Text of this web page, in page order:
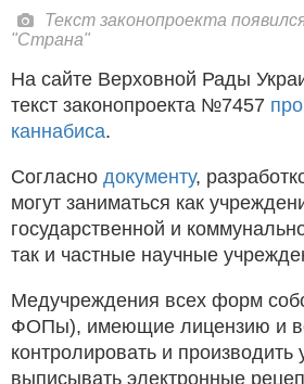
Текст законопроекта
"Страна"
На сайте Верховной Рады
текст законопроекта №7457
каннабиса.
Согласно документу,
могут заниматься как
государственной и
так и частные научные
Медучреждения всех форм
ФОПы), имеющие лицензию и
контролировать и производить
выписывать электронные